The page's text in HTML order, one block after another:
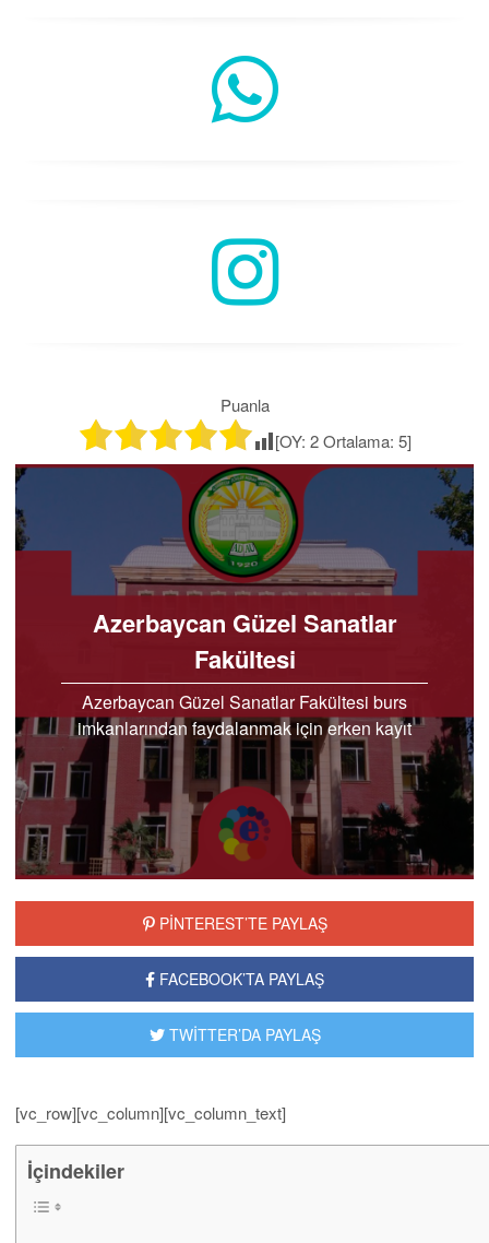
Puanla
[OY: 2Ortalama: 5]
Azerbaycan Güzel Sanatlar
Fakültesi
Azerbaycan Güzel Sanatlar Fakültesi burs
imkanlarından faydalanmak için erken kayıt
fırsatlarını kaçırmayın hemen bilgi alın
PİNTEREST’TE PAYLAŞ
FACEBOOK’TA PAYLAŞ
TWİTTER’DA PAYLAŞ
[vc_row][vc_column][vc_column_text]
İçindekiler